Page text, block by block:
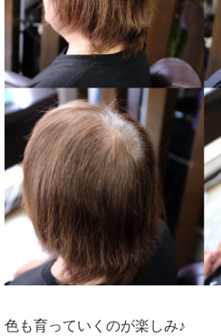
色も育っていくのが楽しみ♪